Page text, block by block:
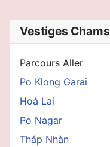
Vestiges Chams
Parcours Aller
Po Klong Garai
Hoà Lai
Po Nagar
Tháp Nhàn